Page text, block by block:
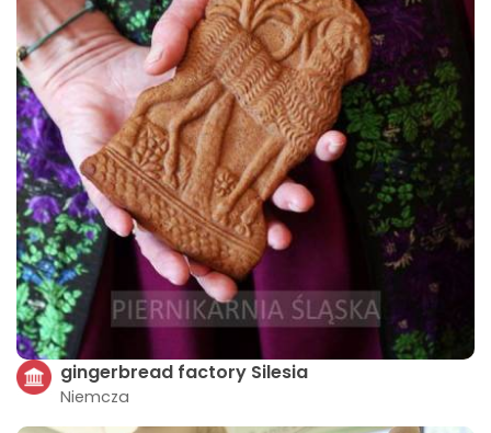
gingerbread factory Silesia
Niemcza